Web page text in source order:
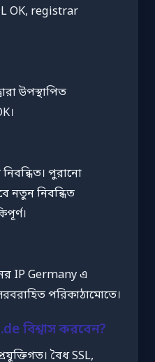
OK, registrar
উপস্থাপিত
পুরানো
নতুন নিবন্ধিত
IP Germany এ
পরিকাঠামোতে।
বিশ্বাস করবেন?
বৈধ SSL,